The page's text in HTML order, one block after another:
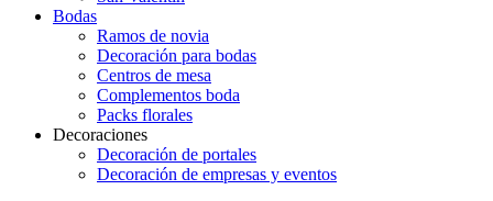
Bodas
Ramos de novia
Decoración para bodas
Centros de mesa
Complementos boda
Packs florales
Decoraciones
Decoración de portales
Decoración de empresas y eventos